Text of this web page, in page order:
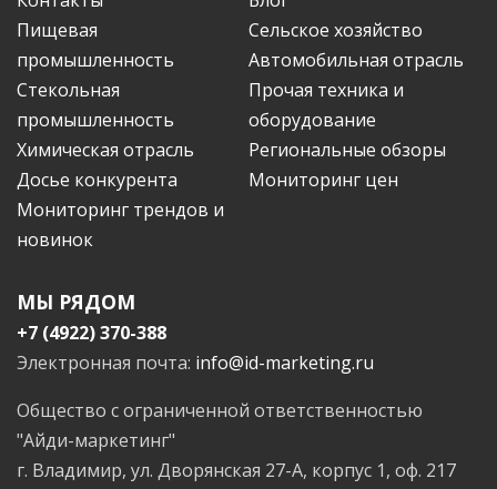
Пищевая
промышленность
Сельское хозяйство
Автомобильная отрасль
Стекольная
промышленность
Прочая техника и
оборудование
Химическая отрасль
Региональные обзоры
Досье конкурента
Мониторинг цен
Мониторинг трендов и
новинок
МЫ РЯДОМ
+7 (4922) 370-388
Электронная почта: info@id-marketing.ru
Общество с ограниченной ответственностью
"Айди-маркетинг"
г. Владимир, ул. Дворянская 27-А, корпус 1, оф. 217